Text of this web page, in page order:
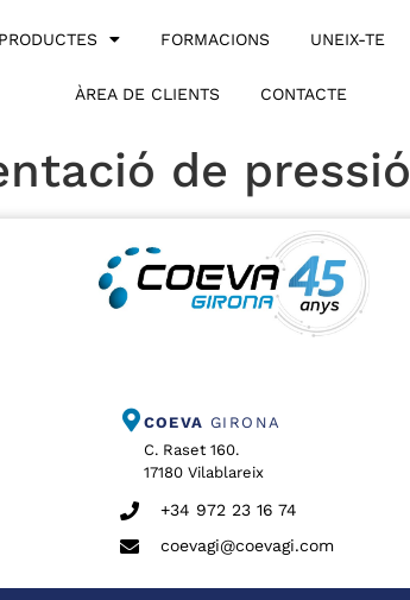
PRODUCTES FORMACIONS UNEIX-TE
ÀREA DE CLIENTS CONTACTE
de pressió
COEVA GIRONA
C. Raset 160.
17180 Vilablareix
+34 972 23 16 74
coevagi@coevagi.com